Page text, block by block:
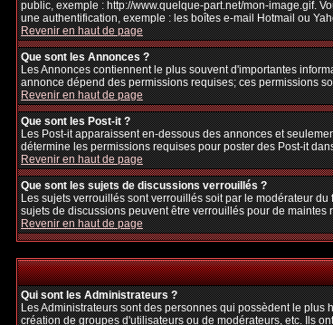
public, exemple : http://www.quelque-part.net/mon-image.gif.
une authentification, exemple : les boîtes e-mail Hotmail ou
Revenir en haut de page
Que sont les Annonces ?
Les Annonces contiennent le plus souvent d'importantes
annonce dépend des permissions requises; ces permissions
Revenir en haut de page
Que sont les Post-it ?
Les Post-it apparaissent en-dessous des annonces et
détermine les permissions requises pour poster des Post-it
Revenir en haut de page
Que sont les sujets de discussions verrouillés ?
Les sujets verrouillés sont verrouillés soit par le modérateur
sujets de discussions peuvent être verrouillés pour de maintes
Revenir en haut de page
Qui sont les Administrateurs ?
Les Administrateurs sont des personnes qui possèdent le
création de groupes d'utilisateurs ou de modérateurs, etc. Ils